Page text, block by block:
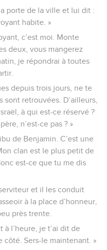
porte de la ville et lui dit :
habite. »
c’est moi. Monte
deux, vous mangerez
je répondrai à toutes
depuis trois jours, ne te
retrouvées. D’ailleurs,
à qui est-ce réservé ?
n’est-ce pas ? »
de Benjamin. C’est une
clan est le plus petit de
est-ce que tu me dis
et il les conduit
à la place d’honneur,
près trente.
à l’heure, je t’ai dit de
côté. Sers-le maintenant. »